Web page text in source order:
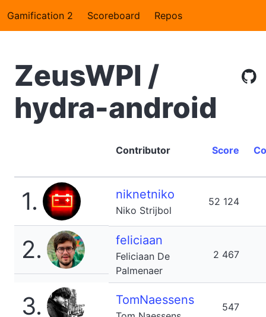
Gamification 2 Scoreboard Repos
ZeusWPI /
hydra-android
Contributor Score
1. niknetniko
Niko Strijbol
52 124
2. feliciaan
Feliciaan De
Palmenaer
2 467
3. TomNaessens 547